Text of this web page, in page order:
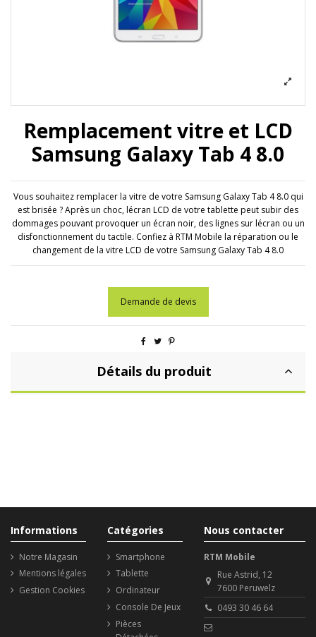
Remplacement vitre et LCD
Samsung Galaxy Tab 4 8.0
Vous souhaitez remplacer la vitre de votre Samsung Galaxy Tab 4 8.0 qui
est brisée ? Après un choc, lécran LCD de votre tablette peut subir des
dommages pouvant provoquer un écran noir, des lignes sur lécran ou un
disfonctionnement du tactile. Confiez à RTM Mobile la réparation ou le
changement de la vitre LCD de votre Samsung Galaxy Tab 4 8.0
Demande de devis
Détails du produit
Informations
Notre Magasin
Mentions légales
Gestion Cookies
Catégories
Smartphone
Tablette
Ordinateur
Console De Jeux
Pièces
Nous contacter
RTM Mobile
Rue Astrid, 12
7600 Peruwelz
0493 30 46 64